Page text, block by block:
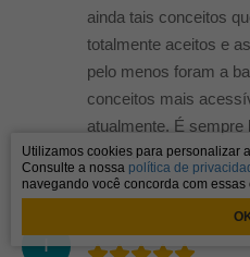
ainda tais conceitos
totalmente aceitos e
pelo menos foram a
conceitos mais
atualmente. É sempre
estudar…
I
Utilizamos cookies para personalizar
Consulte a nossa política de
navegando você concorda com essas